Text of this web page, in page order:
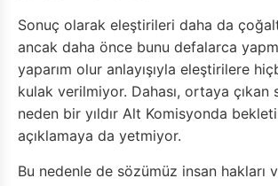
Sonuç olarak eleştirileri daha da
ancak daha önce bunu defalarca
yaparım olur anlayışıyla eleştirilere
kulak verilmiyor. Dahası, ortaya çıkan
neden bir yıldır Alt Komisyonda
açıklamaya da yetmiyor.
Bu nedenle de sözümüz insan hakları